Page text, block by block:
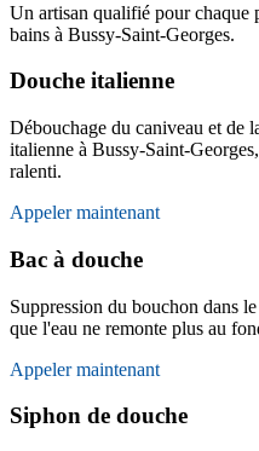
Un artisan qualifié pour chaque
bains à Bussy-Saint-Georges.
Douche italienne
Débouchage du caniveau et de
italienne à Bussy-Saint-
ralenti.
Appeler maintenant
Bac à douche
Suppression du bouchon dans
que l'eau ne remonte plus au
Appeler maintenant
Siphon de douche